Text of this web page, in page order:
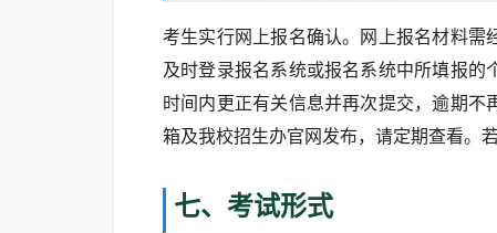
考生实行网上报名确认。网上报名材料需
及时登录报名系统或报名系统中所填报
时间内更正有关信息并再次提交，逾期
箱及我校招生办官网发布，请定期查看。
七、考试形式